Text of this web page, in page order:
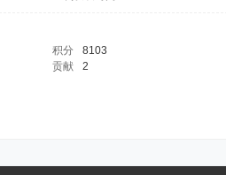
积分 8103
贡献 2